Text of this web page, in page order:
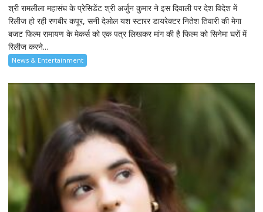
श्री रामलीला महासंघ के प्रेसिडेंट श्री अर्जुन कुमार ने इस दिवाली पर देश विदेश में
रिलीज हो रही रणबीर कपूर, सनी देओल यश स्टारर डायरेक्टर नितेश तिवारी की मेगा
बजट फिल्म रामायण के मेकर्स को एक पत्र लिखकर मांग की है फिल्म को सिनेमा घरों में
रिलीज करने...
News & Entertainment